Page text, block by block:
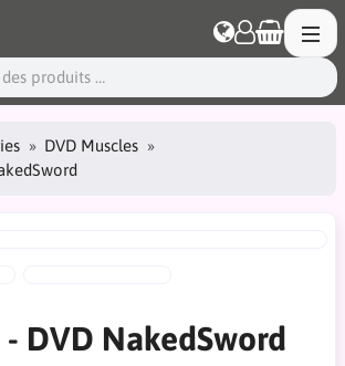
DVD Muscles
DVD NakedSword